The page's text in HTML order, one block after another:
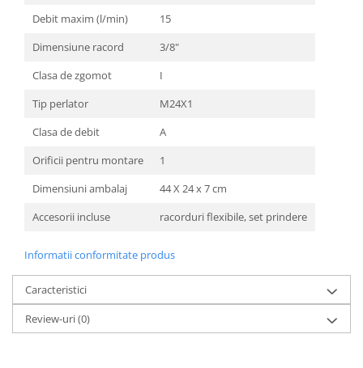
Debit maxim (l/min)
15
Dimensiune racord
3/8"
Clasa de zgomot
I
Tip perlator
M24X1
Clasa de debit
A
Orificii pentru montare
1
Dimensiuni ambalaj
44 X 24 x 7 cm
Accesorii incluse
racorduri flexibile, set prindere
Informatii conformitate produs
Caracteristici
Review-uri(0)